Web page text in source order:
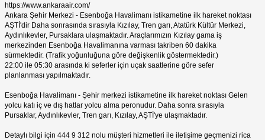
https://www.ankaraair.com/
Ankara Şehir Merkezi - Esenboğa Havalimanı istikametine ilk hareket noktası
AŞTİ'dir Daha sonrasında sırasıyla Kızılay, Tren garı, Atatürk Kültür Merkezi,
Aydınlıkevler, Pursaklara ulaşmaktadır. Araçlarımızın Kızılay gama iş
merkezinden Esenboğa Havalimanına varması takriben 60 dakika
sürmektedir. (Trafik yoğunluğuna göre değişkenlik göstermektedir.)
22:00 ile 05:30 arasında ki seferler için uçak saatlerine göre sefer
planlanması yapılmaktadır.
Esenboğa Havalimanı - Şehir merkezi istikametine ilk hareket noktası Gelen
yolcu katı iç ve dış hatlar yolcu alma peronudur. Daha sonra sırasıyla
Pursaklar, Aydınlıkevler, Tren garı, Kızılay, AŞTİ'ye ulaşmaktadır.
Detaylı bilgi için 444 9 312 nolu müşteri hizmetleri ile iletişime geçmenizi rica